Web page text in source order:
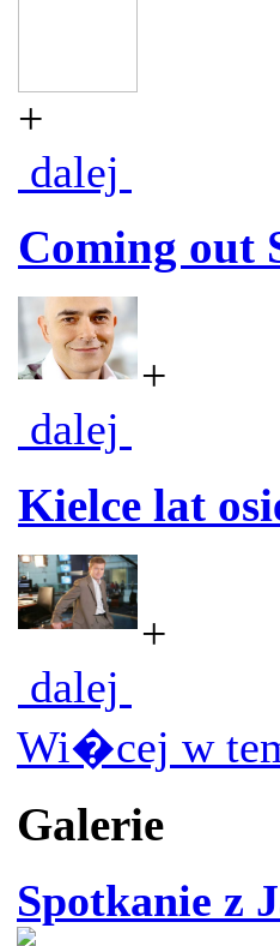
+
dalej
Coming out
+
dalej
Kielce lat
+
dalej
Wi�cej w
Galerie
Spotkanie z